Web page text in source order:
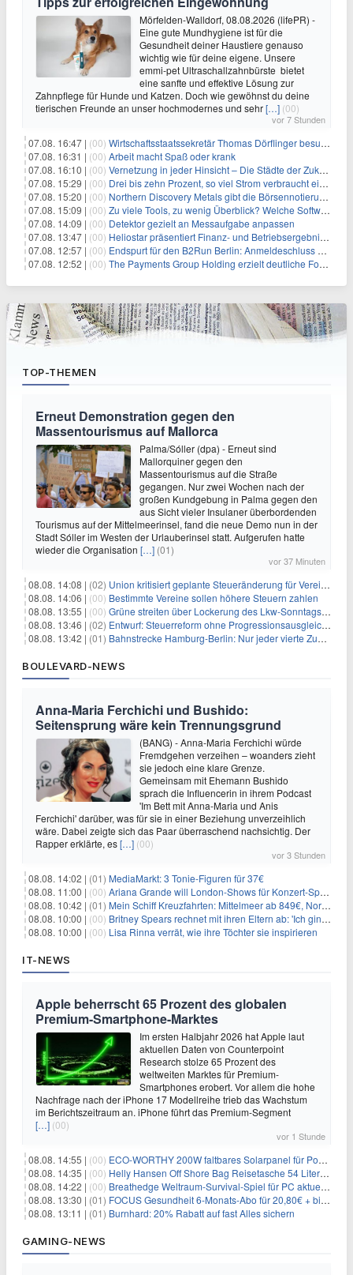
Mörfelden-Walldorf, 08.08.2026 (lifePR) -
Eine gute Mundhygiene ist für die
Gesundheit deiner Haustiere genauso
wichtig wie für deine eigene. Unsere
emmi-pet Ultraschallzahnbürste bietet
eine sanfte und effektive Lösung zur
Zahnpflege für Hunde und Katzen. Doch wie gewöhnst du deine
tierischen Freunde an unser hochmodernes und sehr[…] (00)
vor 7 Stunden
07.08. 16:47 | (00) Wirtschaftsstaatssekretär Thomas Dörflinger besucht Handwerksbetrieb im Kammerbezirk Freiburg
07.08. 16:31 | (00) Arbeit macht Spaß oder krank
07.08. 16:10 | (00) Vernetzung in jeder Hinsicht – Die Städte der Zukunft sind grün-blau
07.08. 15:29 | (00) Drei bis zehn Prozent, so viel Strom verbraucht ein Aufzug im Gebäude
07.08. 15:20 | (00) Northern Discovery Metals gibt die Börsennotierung an der Frankfurter Wertpapierbörse bekannt
07.08. 15:09 | (00) Zu viele Tools, zu wenig Überblick? Welche Software IT-Dienstleister wirklich brauchen
07.08. 14:09 | (00) Detektor gezielt an Messaufgabe anpassen
07.08. 13:47 | (00) Heliostar präsentiert Finanz- und Betriebsergebnis für das zweite Quartal 2026 mit Goldproduktion und Barreserven in Rekordhöhe
07.08. 12:57 | (00) Endspurt für den B2Run Berlin: Anmeldeschluss am 26. August
07.08. 12:52 | (00) The Payments Group Holding erzielt deutliche Fortschritte bei ihren AI-Projekten
TOP-THEMEN
Erneut Demonstration gegen den
Massentourismus auf Mallorca
Palma/Sóller (dpa) - Erneut sind
Mallorquiner gegen den
Massentourismus auf die Straße
gegangen. Nur zwei Wochen nach der
großen Kundgebung in Palma gegen den
aus Sicht vieler Insulaner überbordenden
Tourismus auf der Mittelmeerinsel, fand die neue Demo nun in der
Stadt Sóller im Westen der Urlauberinsel statt. Aufgerufen hatte
wieder die Organisation […] (01)
vor 37 Minuten
08.08. 14:08 | (02) Union kritisiert geplante Steueränderung für Vereine
08.08. 14:06 | (00) Bestimmte Vereine sollen höhere Steuern zahlen
08.08. 13:55 | (00) Grüne streiten über Lockerung des Lkw-Sonntagsfahrverbots
08.08. 13:46 | (02) Entwurf: Steuerreform ohne Progressionsausgleich geplant
08.08. 13:42 | (01) Bahnstrecke Hamburg-Berlin: Nur jeder vierte Zug pünktlich
BOULEVARD-NEWS
Anna-Maria Ferchichi und Bushido:
Seitensprung wäre kein Trennungsgrund
(BANG) - Anna-Maria Ferchichi würde
Fremdgehen verzeihen – woanders zieht
sie jedoch eine klare Grenze.
Gemeinsam mit Ehemann Bushido
sprach die Influencerin in ihrem Podcast
'Im Bett mit Anna-Maria und Anis
Ferchichi' darüber, was für sie in einer Beziehung unverzeihlich
wäre. Dabei zeigte sich das Paar überraschend nachsichtig. Der
Rapper erklärte, es[…] (00)
vor 3 Stunden
08.08. 14:02 | (01) MediaMarkt: 3 Tonie-Figuren für 37€
08.08. 11:00 | (00) Ariana Grande will London-Shows für Konzert-Special filmen
08.08. 10:42 | (01) Mein Schiff Kreuzfahrten: Mittelmeer ab 849€, Norwegen ab 999€ p.P.
08.08. 10:00 | (00) Britney Spears rechnet mit ihren Eltern ab: 'Ich ging zwei Monate lang auf die Knie und weinte'
08.08. 10:00 | (00) Lisa Rinna verrät, wie ihre Töchter sie inspirieren
IT-NEWS
Apple beherrscht 65 Prozent des globalen
Premium-Smartphone-Marktes
Im ersten Halbjahr 2026 hat Apple laut
aktuellen Daten von Counterpoint
Research stolze 65 Prozent des
weltweiten Marktes für Premium-
Smartphones erobert. Vor allem die hohe
Nachfrage nach der iPhone 17 Modellreihe trieb das Wachstum
im Berichtszeitraum an. iPhone führt das Premium-Segment
[…] (00)
vor 1 Stunde
08.08. 14:55 | (00) ECO-WORTHY 200W faltbares Solarpanel für Powerstation & Camping für 123,99€
08.08. 14:35 | (00) Helly Hansen Off Shore Bag Reisetasche 54 Liter für 29,99€
08.08. 14:22 | (00) Breathedge Weltraum-Survival-Spiel für PC aktuell kostenlos bei Steam
08.08. 13:30 | (01) FOCUS Gesundheit 6-Monats-Abo für 20,80€ + bis zu 20€ Prämie
08.08. 13:11 | (01) Burnhard: 20% Rabatt auf fast Alles sichern
GAMING-NEWS